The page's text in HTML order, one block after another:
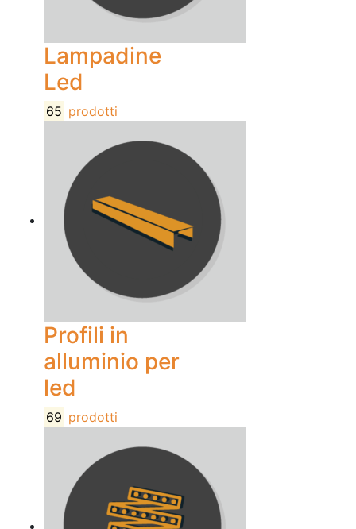
Lampadine
Led
65 prodotti
Profili in
alluminio per
led
69 prodotti